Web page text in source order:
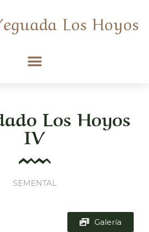
Los Hoyos
Los Hoyos
IV
SEMENTAL
Galería